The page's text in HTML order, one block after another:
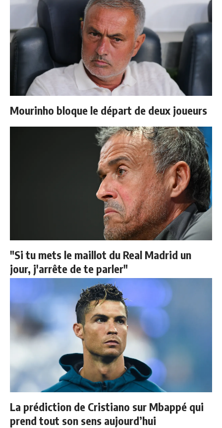
Mourinho bloque le départ de deux joueurs
"Si tu mets le maillot du Real Madrid un
jour, j'arrête de te parler"
La prédiction de Cristiano sur Mbappé qui
prend tout son sens aujourd’hui